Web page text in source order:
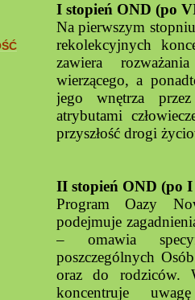
I stopień OND (po
Na pierwszym
rekolekcyjnych
zawiera
wierzącego, a
jego wnętrza
atrybutami
przyszłość drogi
II stopień OND (po
Program Oazy
podejmuje
– omawia
poszczególnych
oraz do rodziców.
koncentruje